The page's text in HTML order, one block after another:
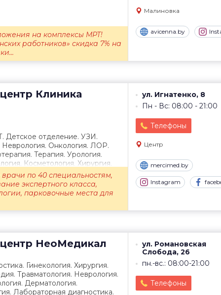
Малиновка
avicenna.by
на комплексы МРТ!
работников» скидка 7% на
Клиника
ул. Игнатенко, 8
Пн - Вс: 08:00 - 21:00
Телефоны
Центр
mercimed.by
Instagram
Детское отделение. УЗИ.
Неврология. Онкология. ЛОР.
Терапия. Урология.
Косметология. Хирургия.
по 40 специальностям,
экспертного класса,
парковочные места для
НеоМедикал
ул. Романовская
Слобода, 26
пн.-вс.: 08:00-21:00
Телефоны
Гинекология. Хирургия.
Травматология. Неврология.
Дерматология.
Лабораторная диагностика.